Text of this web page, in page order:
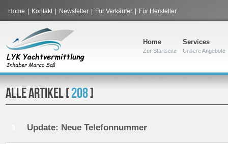
Home Kontakt Newsletter Für Verkäufer Für Hersteller
Home
Zur Startseite
Services
Unsere Angebote
ALLE ARTIKEL [208]
Update: Neue Telefonnummer